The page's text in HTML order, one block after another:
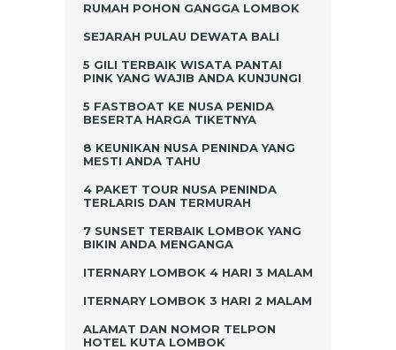
RUMAH POHON GANGGA LOMBOK
SEJARAH PULAU DEWATA BALI
5 GILI TERBAIK WISATA PANTAI
PINK YANG WAJIB ANDA KUNJUNGI
5 FASTBOAT KE NUSA PENIDA
BESERTA HARGA TIKETNYA
8 KEUNIKAN NUSA PENINDA YANG
MESTI ANDA TAHU
4 PAKET TOUR NUSA PENINDA
TERLARIS DAN TERMURAH
7 SUNSET TERBAIK LOMBOK YANG
BIKIN ANDA MENGANGA
ITERNARY LOMBOK 4 HARI 3 MALAM
ITERNARY LOMBOK 3 HARI 2 MALAM
ALAMAT DAN NOMOR TELPON
HOTEL KUTA LOMBOK